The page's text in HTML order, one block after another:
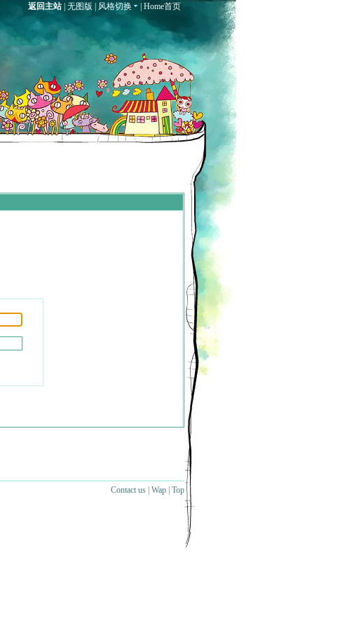
返回主站| 无图版 风格切换 Home首页
Contact us | Wap | Top